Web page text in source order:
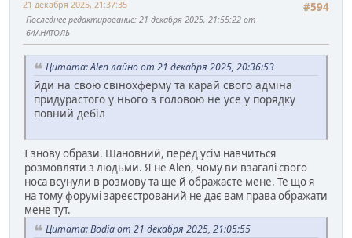
#594
21 декабря 2025, 21:37:35
Последнее редактирование: 21 декабря 2025, 21:55:22 от
64АНАТОЛЬ
Цитата: Alen лайно от 21 декабря 2025, 20:36:53
йди на свою свiнохферму та карай свого адмiна
придурастого у нього з головою не усе у порядку
повний дебiл
І знову образи. Шановний, перед усім навчиться
розмовляти з людьми. Я не Alen, чому ви взагалі свого
носа всунули в розмову та ще й ображаєте мене. Те що я
на тому форумі зареєстрований не дає вам права ображати
мене тут.
Цитата: Bodia от 21 декабря 2025, 21:05:55